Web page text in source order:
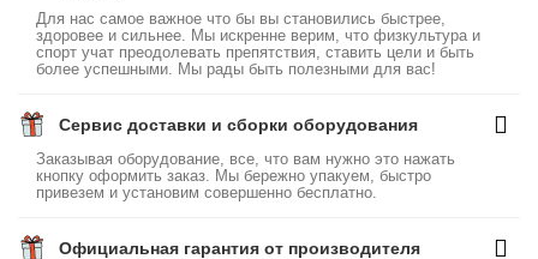
Для нас самое важное что бы вы становились быстрее,
здоровее и сильнее. Мы искренне верим, что физкультура и
спорт учат преодолевать препятствия, ставить цели и быть
более успешными. Мы рады быть полезными для вас!
Сервис доставки и сборки оборудования
Заказывая оборудование, все, что вам нужно это нажать
кнопку оформить заказ. Мы бережно упакуем, быстро
привезем и установим совершенно бесплатно.
Официальная гарантия от производителя